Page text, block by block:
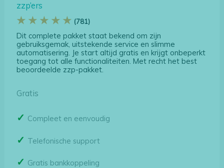
zzp’ers
★ ★ ★ ★ ★ (781)
Dit complete pakket staat bekend om zijn
gebruiksgemak, uitstekende service en slimme
automatisering. Je start altijd gratis en krijgt onbeperkt
toegang tot alle functionaliteiten. Met recht het best
beoordeelde zzp-pakket.
Gratis
Compleet en eenvoudig
Telefonische support
Gratis bankkoppeling